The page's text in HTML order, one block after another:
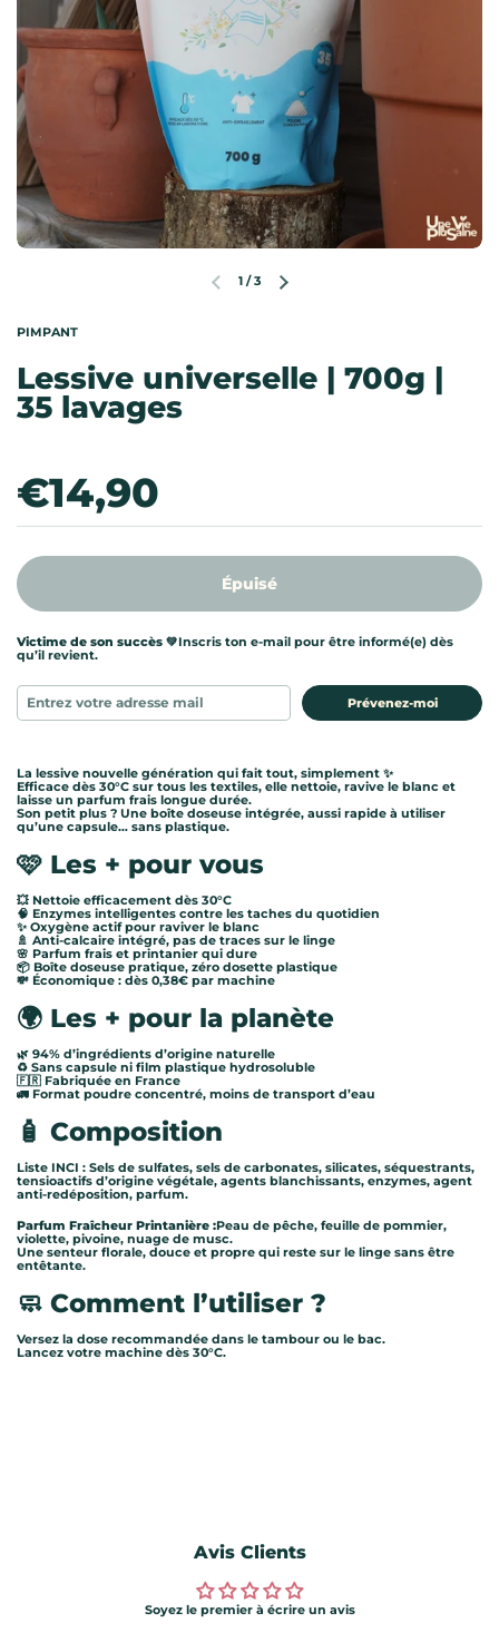
Diapositive précédente
Diapositive suivante
1/3
PIMPANT
Lessive universelle | 700g |
35 lavages
Prix:
€14,90
Épuisé
Victime de son succès 💚Inscris ton e-mail pour être informé(e) dès
qu’il revient.
Prévenez-moi
La lessive nouvelle génération qui fait tout, simplement ✨
Efficace dès 30°C sur tous les textiles, elle nettoie, ravive le blanc et
laisse un parfum frais longue durée.
Son petit plus ? Une boîte doseuse intégrée, aussi rapide à utiliser
qu’une capsule… sans plastique.
🩷 Les + pour vous
💥 Nettoie efficacement dès 30°C
🧠 Enzymes intelligentes contre les taches du quotidien
✨ Oxygène actif pour raviver le blanc
🚿 Anti-calcaire intégré, pas de traces sur le linge
🌸 Parfum frais et printanier qui dure
📦 Boîte doseuse pratique, zéro dosette plastique
💸 Économique : dès 0,38€ par machine
🌍 Les + pour la planète
🌿 94% d’ingrédients d’origine naturelle
♻️ Sans capsule ni film plastique hydrosoluble
🇫🇷 Fabriquée en France
🚛 Format poudre concentré, moins de transport d’eau
🧴 Composition
Liste INCI : Sels de sulfates, sels de carbonates, silicates, séquestrants,
tensioactifs d’origine végétale, agents blanchissants, enzymes, agent
anti-redéposition, parfum.
Parfum Fraîcheur Printanière :Peau de pêche, feuille de pommier,
violette, pivoine, nuage de musc.
Une senteur florale, douce et propre qui reste sur le linge sans être
entêtante.
🧼 Comment l’utiliser ?
Versez la dose recommandée dans le tambour ou le bac.
Lancez votre machine dès 30°C.
Avis Clients
Soyez le premier à écrire un avis